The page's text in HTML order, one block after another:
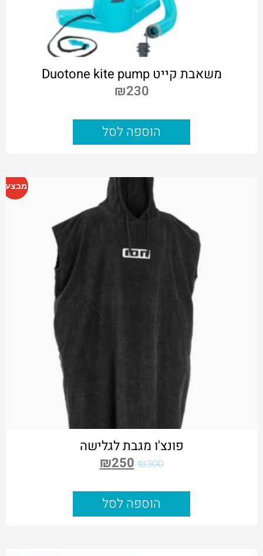
משאבת קייט Duotone kite pump
₪230
הוספה לסל
מבצע!
פונצ'ו מגבת לגלישה
₪300
₪250
הוספה לסל